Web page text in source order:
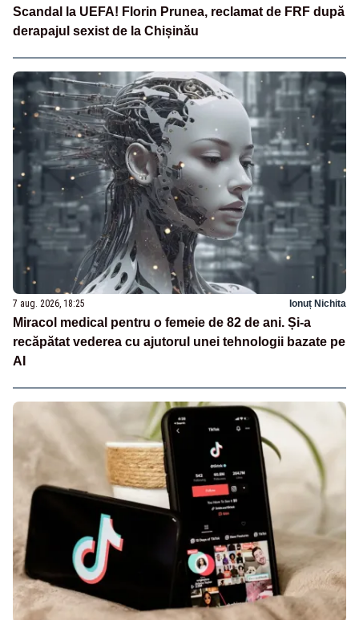
Scandal la UEFA! Florin Prunea, reclamat de FRF după
derapajul sexist de la Chișinău
7 aug. 2026, 18:25 Ionuț Nichita
Miracol medical pentru o femeie de 82 de ani. Și-a
recăpătat vederea cu ajutorul unei tehnologii bazate pe
AI